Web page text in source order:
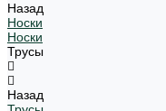
Назад
Носки
Носки
Трусы
Назад